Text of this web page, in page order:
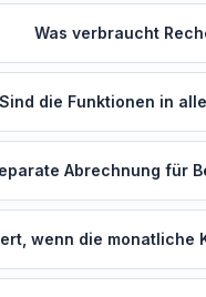
Was verbraucht
Sind die Funktionen in
Abrechnung für
wenn die monatliche